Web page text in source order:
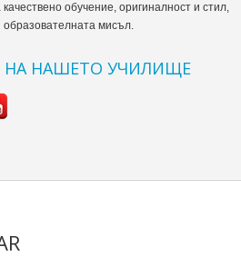
обучение, оригиналност и стил,
образователната мисъл.
НА НАШЕТО УЧИЛИЩЕ